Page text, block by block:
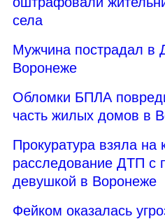
села
Мужчина пострадал в
Воронеже
Обломки БПЛА
часть жилых домов в
Прокуратура взяла на
расследование ДТП с
девушкой в Воронеже
Фейком оказалась